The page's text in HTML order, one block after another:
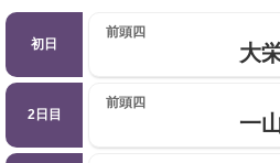
初日
前頭四
大
2日目
前頭四
一